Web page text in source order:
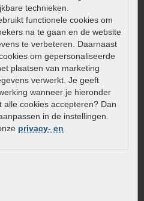
technieken.
functionele cookies om
na te gaan en de website
te verbeteren. Daarnaast
om gepersonaliseerde
plaatsen van marketing
verwerkt. Je geeft
wanneer je hieronder
alle cookies accepteren? Dan
in de instellingen.
privacy- en
- 17:00